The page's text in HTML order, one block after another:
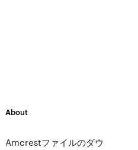
About
Amcrestファイルのダウ